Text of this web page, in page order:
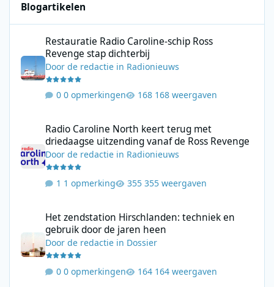
Blogartikelen
Restauratie Radio Caroline-schip Ross
Revenge stap dichterbij
Doorde redactie in Radionieuws
0 opmerkingen 168 weergaven
Radio Caroline North keert terug met
driedaagse uitzending vanaf de Ross Revenge
Doorde redactie in Radionieuws
1 opmerking 355 weergaven
Het zendstation Hirschlanden: techniek en
gebruik door de jaren heen
Doorde redactie in Dossier
0 opmerkingen 164 weergaven